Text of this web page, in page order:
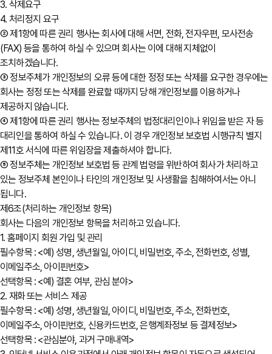
3. 삭제요구
4. 처리정지 요구
② 제1항에 따른 권리 행사는 회사에 대해 서면, 전화, 전자우편, 모사전송
(FAX) 등을 통하여 하실 수 있으며 회사는 이에 대해 지체없이
조치하겠습니다.
③ 정보주체가 개인정보의 오류 등에 대한 정정 또는 삭제를 요구한 경우에는
회사는 정정 또는 삭제를 완료할 때까지 당해 개인정보를 이용하거나
제공하지 않습니다.
④ 제1항에 따른 권리 행사는 정보주체의 법정대리인이나 위임을 받은 자 등
대리인을 통하여 하실 수 있습니다. 이 경우 개인정보 보호법 시행규칙 별지
제11호 서식에 따른 위임장을 제출하셔야 합니다.
⑤ 정보주체는 개인정보 보호법 등 관계 법령을 위반하여 회사가 처리하고
있는 정보주체 본인이나 타인의 개인정보 및 사생활을 침해하여서는 아니
됩니다.
제6조(처리하는 개인정보 항목)
회사는 다음의 개인정보 항목을 처리하고 있습니다.
1. 홈페이지 회원 가입 및 관리
필수항목 : <예) 성명, 생년월일, 아이디, 비밀번호, 주소, 전화번호, 성별,
이메일주소, 아이핀번호>
선택항목 : <예) 결혼 여부, 관심 분야>
2. 재화 또는 서비스 제공
필수항목 : <예) 성명, 생년월일, 아이디, 비밀번호, 주소, 전화번호,
이메일주소, 아이핀번호, 신용카드번호, 은행계좌정보 등 결제정보>
선택항목 : <관심분야, 과거 구매내역>